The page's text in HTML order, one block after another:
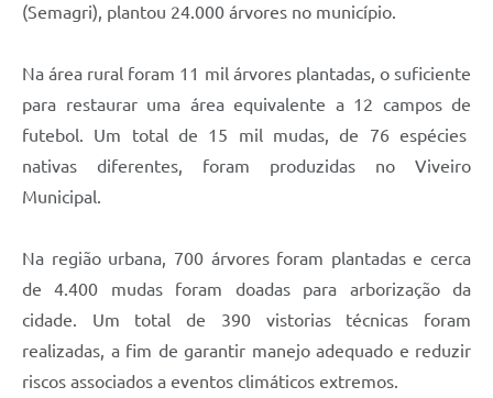
(Semagri), plantou 24.000 árvores no município.
Na área rural foram 11 mil árvores plantadas, o suficiente
para restaurar uma área equivalente a 12 campos de
futebol. Um total de 15 mil mudas, de 76 espécies
nativas diferentes, foram produzidas no Viveiro
Municipal.
Na região urbana, 700 árvores foram plantadas e cerca
de 4.400 mudas foram doadas para arborização da
cidade. Um total de 390 vistorias técnicas foram
realizadas, a fim de garantir manejo adequado e reduzir
riscos associados a eventos climáticos extremos.